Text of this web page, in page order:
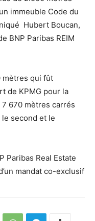
immeuble Code du
Hubert Boucan,
BNP Paribas REIM
mètres qui fût
de KPMG pour la
670 mètres carrés
second et le
Paribas Real Estate
mandat co-exclusif